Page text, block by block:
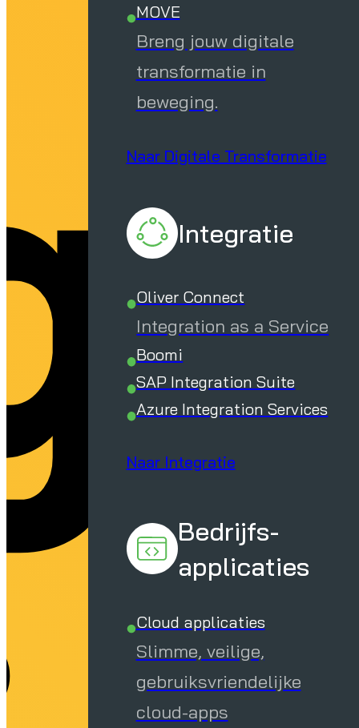
MOVE
Breng jouw digitale
transformatie in
beweging.
Naar Digitale Transformatie
Integratie
Oliver Connect
Integration as a Service
Boomi
SAP Integration Suite
Azure Integration Services
Naar Integratie
Bedrijfs-
applicaties
Cloud applicaties
Slimme, veilige,
gebruiksvriendelijke
cloud-apps